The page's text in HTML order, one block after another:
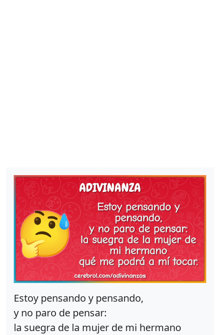
Estoy pensando y pensando,
y no paro de pensar:
la suegra de la mujer de mi hermano